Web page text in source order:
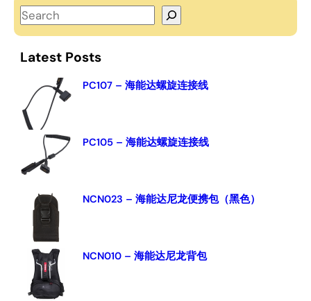
S
e
a
h
Latest Posts
PC107 – 海能达螺旋连接线
PC105 – 海能达螺旋连接线
NCN023 – 海能达尼龙便携包（黑色）
NCN010 – 海能达尼龙背包